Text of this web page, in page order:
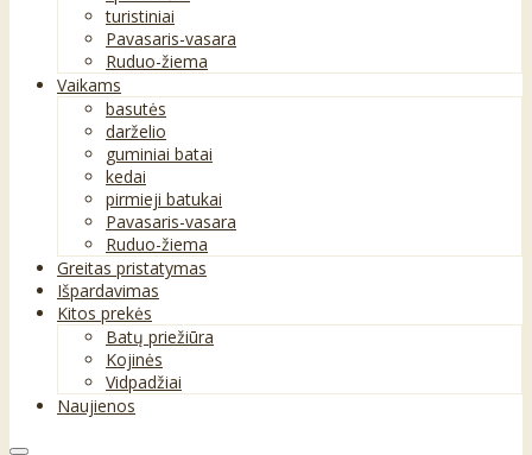
turistiniai
Pavasaris-vasara
Ruduo-žiema
Vaikams
basutės
darželio
guminiai batai
kedai
pirmieji batukai
Pavasaris-vasara
Ruduo-žiema
Greitas pristatymas
Išpardavimas
Kitos prekės
Batų priežiūra
Kojinės
Vidpadžiai
Naujienos